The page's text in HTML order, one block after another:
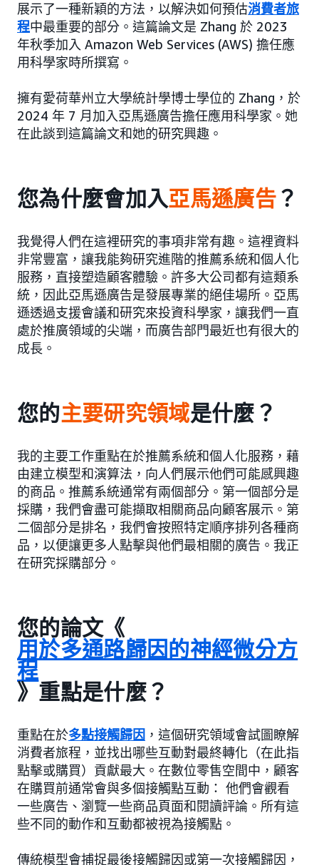
展示了一種新穎的方法，以解決如何預估消費者旅
程中最重要的部分。這篇論文是 Zhang 於 2023
年秋季加入 Amazon Web Services (AWS) 擔任應
用科學家時所撰寫。
擁有愛荷華州立大學統計學博士學位的 Zhang，於
2024 年 7 月加入亞馬遜廣告擔任應用科學家。她
在此談到這篇論文和她的研究興趣。
您為什麼會加入亞馬遜廣告？
我覺得人們在這裡研究的事項非常有趣。這裡資料
非常豐富，讓我能夠研究進階的推薦系統和個人化
服務，直接塑造顧客體驗。許多大公司都有這類系
統，因此亞馬遜廣告是發展專業的絕佳場所。亞馬
遜透過支援會議和研究來投資科學家，讓我們一直
處於推廣領域的尖端，而廣告部門最近也有很大的
成長。
您的主要研究領域是什麼？
我的主要工作重點在於推薦系統和個人化服務，藉
由建立模型和演算法，向人們展示他們可能感興趣
的商品。推薦系統通常有兩個部分。第一個部分是
採購，我們會盡可能擷取相關商品向顧客展示。第
二個部分是排名，我們會按照特定順序排列各種商
品，以便讓更多人點擊與他們最相關的廣告。我正
在研究採購部分。
您的論文《
用於多通路歸因的神經微分方
程
》重點是什麼？
重點在於多點接觸歸因 ，這個研究領域會試圖瞭解
消費者旅程，並找出哪些互動對最終轉化（在此指
點擊或購買）貢獻最大。在數位零售空間中，顧客
在購買前通常會與多個接觸點互動： 他們會觀看
一些廣告、瀏覽一些商品頁面和閱讀評論。所有這
些不同的動作和互動都被視為接觸點。
傳統模型會捕捉最後接觸歸因或第一次接觸歸因，